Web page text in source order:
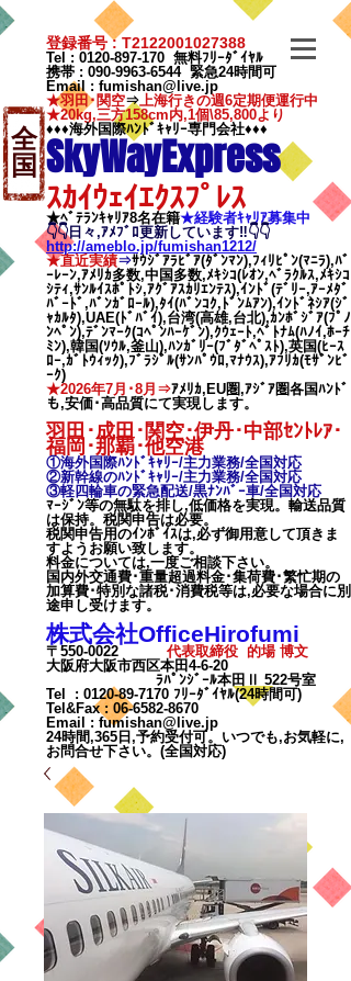
全
国
登録番号 : T2122001027388
Tel : 0120-897-170 無料ﾌﾘｰﾀﾞｲﾔﾙ
携帯 : 090-9963-6544緊急24時間可
Email : fumishan@live.jp
★羽田･関空⇒上海行きの週6定期便運行中
★20kg,三方158cm内,1個\85,800より
♦♦♦海外国際ﾊﾝﾄﾞｷｬﾘｰ専門会社♦♦♦
SkyWayExpress
ｽｶｲｳｪｲｴｸｽﾌﾟﾚｽ
★ﾍﾞﾃﾗﾝｷｬﾘｱ8名在籍★​経験者ｷｬﾘｱ募集中
👇👇日々,ｱﾒﾌﾞﾛ更新しています‼👇👇
http://ameblo.jp/fumishan1212/
★直近実績⇒ｻｳｼﾞｱﾗﾋﾞｱ(ﾀﾞﾝﾏﾝ),ﾌｨﾘﾋﾟﾝ(ﾏﾆﾗ),ﾊﾞ
ｰﾚｰﾝ,ｱﾒﾘｶ多数,中国多数,ﾒｷｼｺ(ﾚｵﾝ,ﾍﾞﾗｸﾙｽ,ﾒｷｼｺ
ｼﾃｨ,ｻﾝﾙｲｽﾎﾟﾄｼ,ｱｸﾞｱｽｶﾘｴﾝﾃｽ),ｲﾝﾄﾞ(ﾃﾞﾘｰ,ｱｰﾒﾀﾞ
ﾊﾞｰﾄﾞ,ﾊﾞﾝｶﾞﾛｰﾙ),ﾀｲ(ﾊﾞﾝｺｸ,ﾄﾞﾝﾑｱﾝ),ｲﾝﾄﾞﾈｼｱ(ｼﾞ
ｬｶﾙﾀ),UAE(ﾄﾞﾊﾞｲ),台湾(高雄,台北),ｶﾝﾎﾞｼﾞｱ(ﾌﾟﾉ
ﾝﾍﾟﾝ),ﾃﾞﾝﾏｰｸ(ｺﾍﾟﾝﾊｰｹﾞﾝ),ｸｳｪｰﾄ,ﾍﾞﾄﾅﾑ(ﾊﾉｲ,ﾎｰﾁ
ﾐﾝ),韓国(ｿｳﾙ,釜山),ﾊﾝｶﾞﾘｰ(ﾌﾞﾀﾞﾍﾟｽﾄ),英国(ﾋｰｽ
ﾛｰ,ｶﾞﾄｳｨｯｸ),ﾌﾞﾗｼﾞﾙ(ｻﾝﾊﾟｳﾛ,ﾏﾅｳｽ),ｱﾌﾘｶ(ﾓｻﾞﾝﾋﾞ
ｰｸ)
★2026年7月･8月⇒ｱﾒﾘｶ,EU圏,ｱｼﾞｱ圏各国ﾊﾝﾄﾞ
も,安価･高品質にて実現します。
羽田･成田･関空･伊丹･中部ｾﾝﾄﾚｱ･
福岡･那覇･他空港
①海外国際ﾊﾝﾄﾞｷｬﾘｰ/主力業務/全国対応
②新幹線のﾊﾝﾄﾞｷｬﾘｰ/主力業務/全国対応
③軽四輪車の緊急配送/黒ﾅﾝﾊﾞｰ車/全国対応
ﾏｰｼﾞﾝ等の無駄を排し,低価格を実現。輸送品質
は保持。税関申告は必要。
税関申告用のｲﾝﾎﾞｲｽは,必ず御用意して頂きま
すようお願い致します。
料金については,一度ご相談下さい。
国内外交通費･重量超過料金･集荷費･繁忙期の
加算費･特別な諸税･消費税等は,必要な場合に別
途申し受けます。
株式会社OfficeHirofumi
〒550-0022 代表取締役 的場 博文
大阪府大阪市西区本田4-6-20
ﾗﾊﾟﾝｼﾞｰﾙ本田Ⅱ 522号室
Tel : 0120-89-7170 ﾌﾘｰﾀﾞｲﾔﾙ(24時間可)
Tel&Fax : 06-6582-8670
Email
: fumishan@live.jp
24時間,365日,予約受付可。いつでも,お気軽に,
お問合せ下さい。(全国対応)
カート